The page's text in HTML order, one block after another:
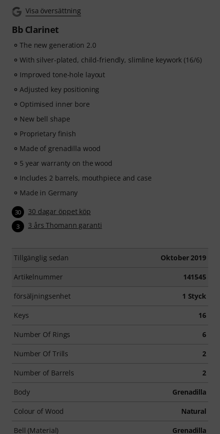
The interactive live feedback from tonestro listens to
immediately gives you feedback on pitch and rhythm.
Take the opportunity now to develop your clarinet skills
flexibly, effectively and enjoyably - anytime, anywhere.
No automatic renewal!
Visa översättning
Bb Clarinet
The new generation 2.0
With silver-plated, child-friendly, slimline keywork (16/6)
Improved tone-hole layout
Adjusted key positioning
Optimised inner bore
New bell shape
Proprietary finish
Made of grenadilla wood
5 year warranty on the wood
Includes 2 barrels, mouthpiece and case
Made in Germany
30 30 dagar öppet köp
3 3 års Thomann garanti
Tillgänglig sedan Oktober 2019
Artikelnummer 141545
försäljningsenhet 1 Styck
Keys 16
Number Of Rings 6
Number Of Trills 2
Number of Barrels 2
Body Grenadilla
Colour of Wood Natural
Bell (Material) Grenadilla